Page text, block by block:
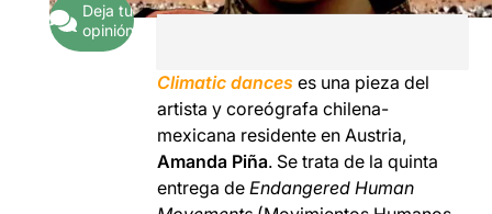
Deja tu
opinión
Climatic dances es una pieza del
artista y coreógrafa chilena-
mexicana residente en Austria,
Amanda Piña. Se trata de la quinta
entrega deEndangered Human